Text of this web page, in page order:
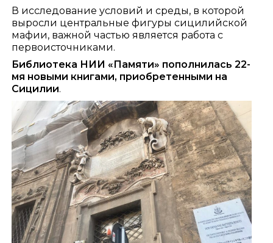
В исследование условий и среды, в которой
выросли центральные фигуры сицилийской
мафии, важной частью является работа с
первоисточниками.
Библиотека НИИ «Памяти» пополнилась 22-
мя новыми книгами, приобретенными на
Сицилии.